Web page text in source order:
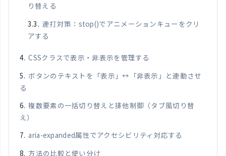
り替える
連打対策：stop()でアニメーションキューをクリ
アする
CSSクラスで表示・非表示を管理する
ボタンのテキストを「表示」↔「非表示」と連動させ
る
複数要素の一括切り替えと排他制御（タブ風切り替
え）
aria-expanded属性でアクセシビリティ対応する
方法の比較と使い分け